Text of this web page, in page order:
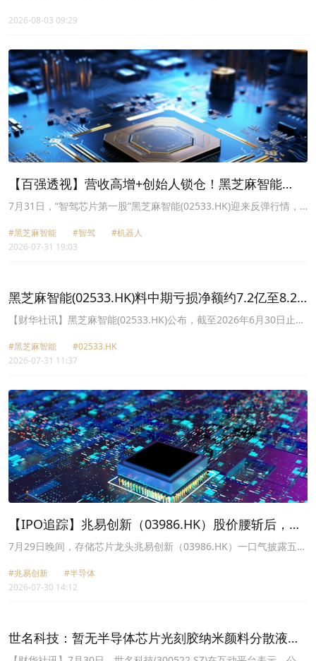
2026-08-03 09:29
【百强透视】营收高增+创始人锁仓！黑芝麻智能
(02533.HK)股价大涨
7月31日，“智驾芯片第一股”黑芝麻智能(02533.HK)迎来反弹行情，
#黑芝麻智能 #智驾
#机器人
2026-07-31 19:03
黑芝麻智能(02533.HK)料中期亏损净额约7.2亿至8.2
亿元
【财华社讯】黑芝麻智能(02533.HK)公布，截至2026年6月30日止六
81.1%；亏损净额约为7.2亿元至8.2亿元，相比上年同期约7.62亿
元，基本维持稳定。集团预期亏损净额主要归因于算力及AI等相关领
场竞争力，集团加大了大模型算法、车规级芯片等方向的研发投入。
#黑芝麻智能
#02533.HK
2026-07-31 11:37
【IPO追踪】兆易创新（03986.HK）股价腰斩后，实
控人抛出回购增持组合拳
7月29日晚间，存储芯片龙头兆易创新（03986.HK）一口气披露五份
东、实控人、董事长朱一明展开，内容涵盖股份回购提议、个人增持
计划、前期大额减持实施情况，以及12个月不减持承诺。
#兆易创新
#半导体
2026-07-30 14:12
世名科技：暂无半导体芯片光刻胶纳米颜料分散液相
关产品